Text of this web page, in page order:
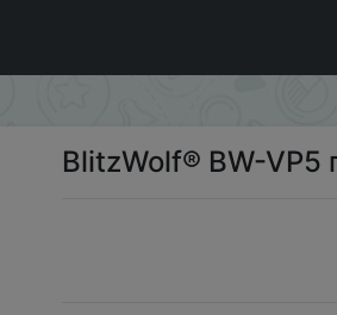
BlitzWolf® BW-VP5